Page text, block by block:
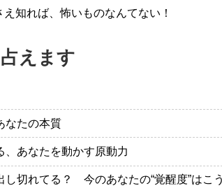
知れば、怖いものなんてない！
えます
なたの本質
、あなたを動かす原動力
し切れてる？ 今のあなたの“覚醒度”はこ